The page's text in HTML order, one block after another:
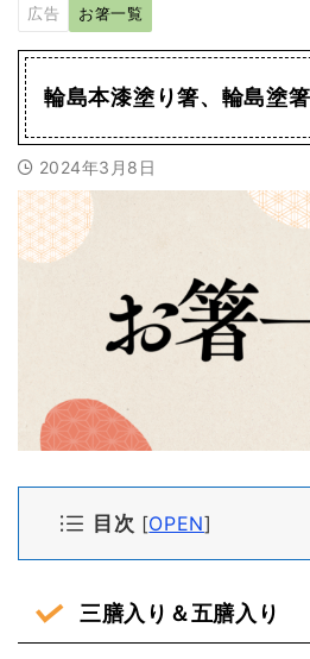
広告 お箸一覧
輪島本漆塗り箸、輪島塗
2024年3月8日
目次 [OPEN]
三膳入り＆五膳入り